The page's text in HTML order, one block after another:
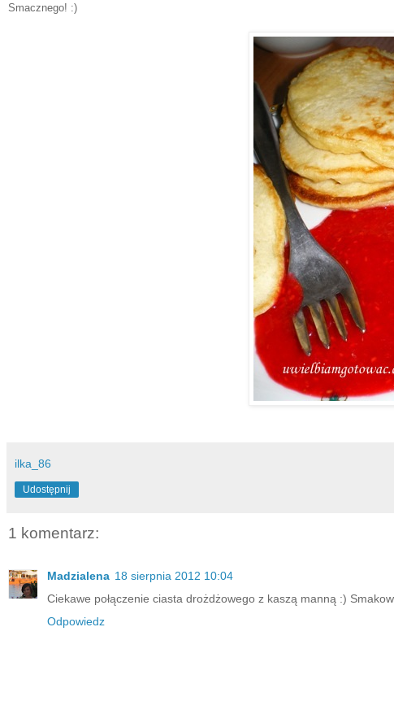
Smacznego! :)
ilka_86
Udostępnij
1 komentarz:
Madzialena 18 sierpnia 2012 10:04
Ciekawe połączenie ciasta drożdżowego z kaszą manną :)
Odpowiedz